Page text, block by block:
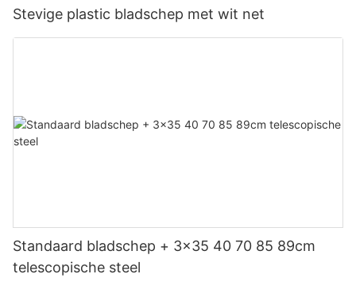
Stevige plastic bladschep met wit net
Standaard bladschep + 3x35 40 70 85 89cm
telescopische steel